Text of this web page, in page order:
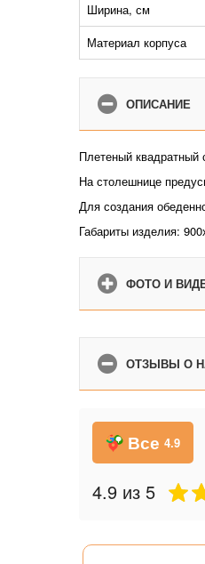
Ширина, см
Материал корпуса
ОПИСАНИЕ
Плетеный квадратный
На столешнице
Для создания
Габариты изделия:
ФОТО И
ОТЗЫВЫ О
Все 4.9
4.9из 5